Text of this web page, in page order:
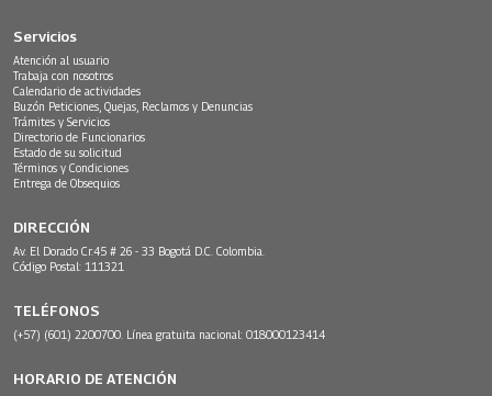
Servicios
Atención al usuario
Trabaja con nosotros
Calendario de actividades
Buzón Peticiones, Quejas, Reclamos y Denuncias
Trámites y Servicios
Directorio de Funcionarios
Estado de su solicitud
Términos y Condiciones
Entrega de Obsequios
DIRECCIÓN
Av. El Dorado Cr.45 # 26 - 33 Bogotá D.C. Colombia.
Código Postal: 111321
TELÉFONOS
(+57) (601) 2200700. Línea gratuita nacional: 018000123414
HORARIO DE ATENCIÓN